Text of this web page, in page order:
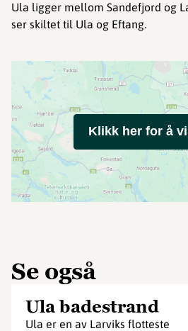
Ula ligger mellom Sandefjord og
ser skiltet til Ula og Eftang.
Klikk her for å
Se også
Ula badestrand
Ula er en av Larviks flotteste